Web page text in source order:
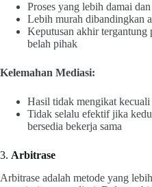
Proses yang lebih damai
Lebih murah dibandingkan
Keputusan akhir tergantung
belah pihak
Kelemahan Mediasi:
Hasil tidak mengikat kecuali
Tidak selalu efektif jika
bersedia bekerja sama
3. Arbitrase
Arbitrase adalah metode yang